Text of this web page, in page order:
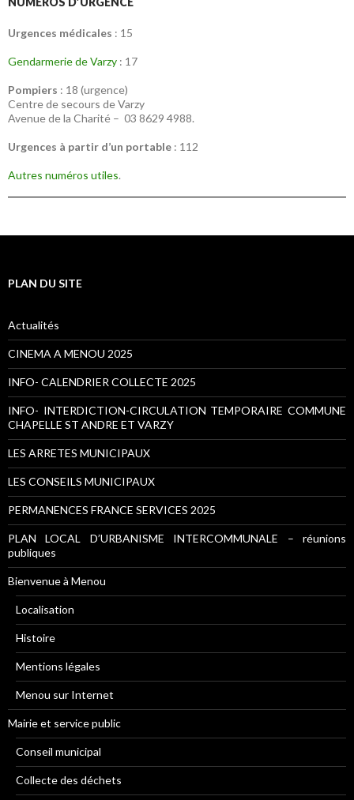
Urgences médicales : 15
Gendarmerie de Varzy : 17
Pompiers : 18 (urgence)
Centre de secours de Varzy
Avenue de la Charité – 03 8629 4988.
Urgences à partir d’un portable : 112
Autres numéros utiles.
PLAN DU SITE
Actualités
CINEMA A MENOU 2025
INFO- CALENDRIER COLLECTE 2025
INFO- INTERDICTION-CIRCULATION TEMPORAIRE COMMUNE
CHAPELLE ST ANDRE ET VARZY
LES ARRETES MUNICIPAUX
LES CONSEILS MUNICIPAUX
PERMANENCES FRANCE SERVICES 2025
PLAN LOCAL D’URBANISME INTERCOMMUNALE – réunions
publiques
Bienvenue à Menou
Localisation
Histoire
Mentions légales
Menou sur Internet
Mairie et service public
Conseil municipal
Collecte des déchets